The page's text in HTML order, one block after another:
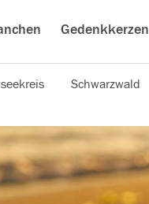
Gedenkkerzen
Schwarzwald